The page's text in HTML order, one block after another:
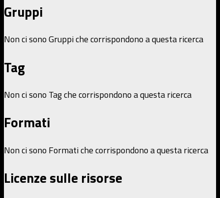
Gruppi
Non ci sono Gruppi che corrispondono a questa ricerca
Tag
Non ci sono Tag che corrispondono a questa ricerca
Formati
Non ci sono Formati che corrispondono a questa ricerca
Licenze sulle risorse